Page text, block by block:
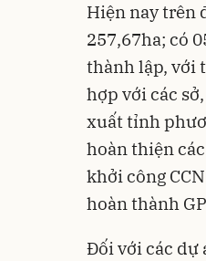
Hiện nay trên
257,67ha; có
thành lập, với
hợp với các
xuất tỉnh
hoàn thiện
khởi công
hoàn thành
Đối với các dự